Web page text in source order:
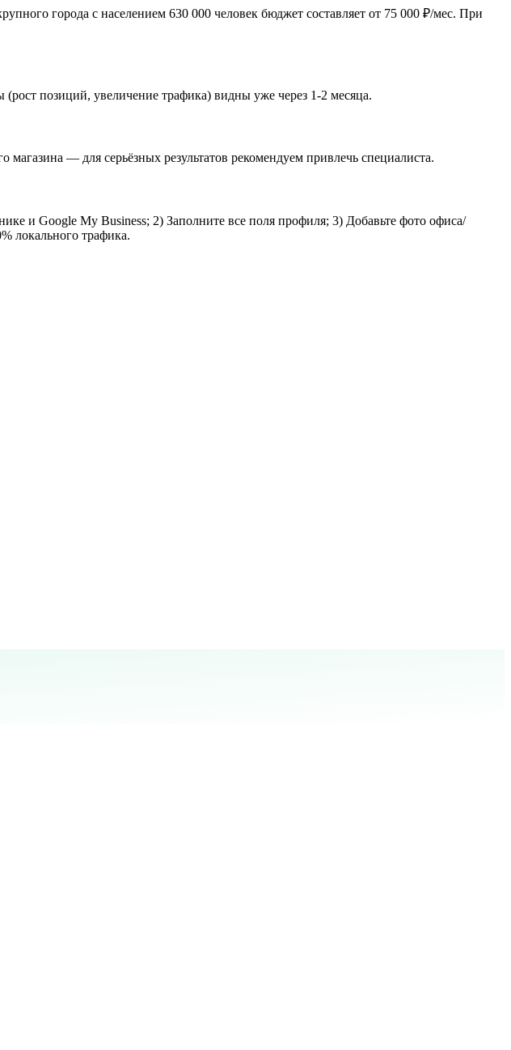
города с населением 630 000 человек бюджет составляет от 75 000 ₽/мес. При
позиций, увеличение трафика) видны уже через 1-2 месяца.
— для серьёзных результатов рекомендуем привлечь специалиста.
и Google My Business; 2) Заполните все поля профиля; 3) Добавьте фото офиса/
локального трафика.